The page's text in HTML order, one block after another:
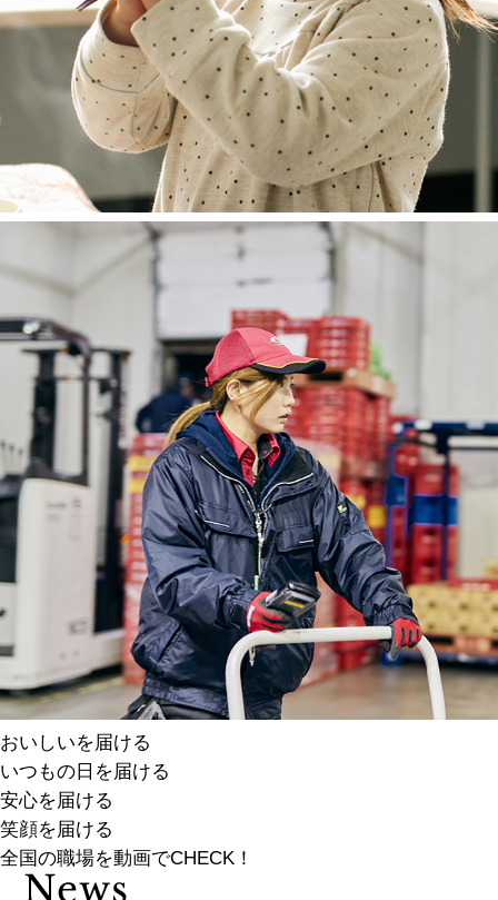
おいしいを届ける
いつもの日を届ける
安心を届ける
笑顔を届ける
全国の職場を動画でCHECK！